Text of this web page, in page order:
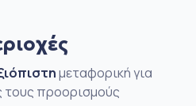
μεταφορική για
τους προορισμούς